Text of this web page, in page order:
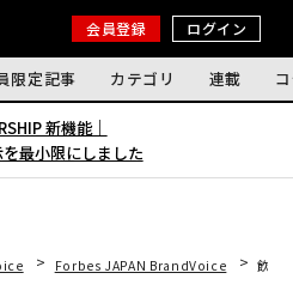
会員登録 ログイン
限定記事 カテゴリ 連載
新機能｜
最小限にしました
Forbes JAPAN BrandVoice 飲食